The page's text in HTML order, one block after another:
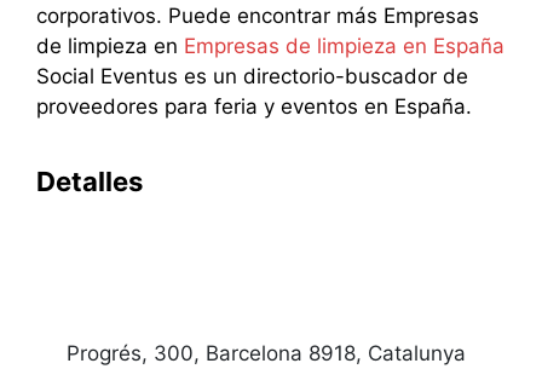
corporativos. Puede encontrar más Empresas
de limpieza en Empresas de limpieza en España
Social Eventus es un directorio-buscador de
proveedores para feria y eventos en España.
Detalles
Progrés, 300, Barcelona 8918, Catalunya